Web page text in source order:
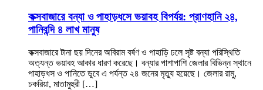
কক্সবাজারে বন্যা ও পাহাড়ধসে ভয়াবহ বিপর্যয়: প্রাণহানি ২৪,
পানিবন্দি ৪ লাখ মানুষ
কক্সবাজারে টানা ছয় দিনের অবিরাম বর্ষণ ও পাহাড়ি ঢলে সৃষ্ট বন্যা পরিস্থিতি
অত্যন্ত ভয়াবহ আকার ধারণ করেছে। বন্যার পাশাপাশি জেলার বিভিন্ন স্থানে
পাহাড়ধস ও পানিতে ডুবে এ পর্যন্ত ২৪ জনের মৃত্যু হয়েছে। জেলার রামু,
চকরিয়া, মাতামুহুরী […]